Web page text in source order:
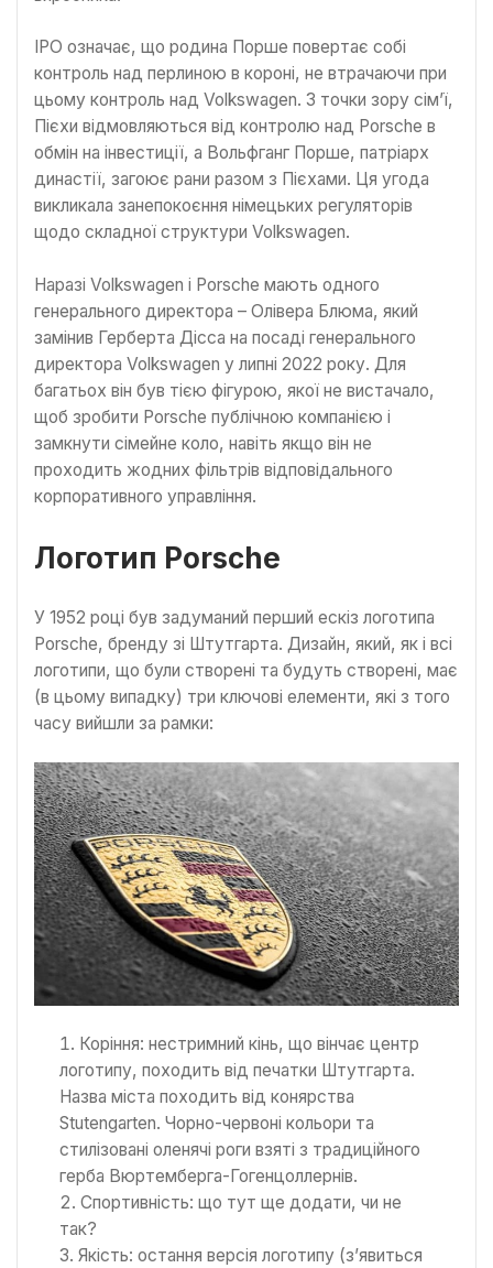
IPO означає, що родина Порше повертає собі
контроль над перлиною в короні, не втрачаючи при
цьому контроль над Volkswagen. З точки зору сім’ї,
Пієхи відмовляються від контролю над Porsche в
обмін на інвестиції, а Вольфганг Порше, патріарх
династії, загоює рани разом з Пієхами. Ця угода
викликала занепокоєння німецьких регуляторів
щодо складної структури Volkswagen.
Наразі Volkswagen і Porsche мають одного
генерального директора – Олівера Блюма, який
замінив Герберта Дісса на посаді генерального
директора Volkswagen у липні 2022 року. Для
багатьох він був тією фігурою, якої не вистачало,
щоб зробити Porsche публічною компанією і
замкнути сімейне коло, навіть якщо він не
проходить жодних фільтрів відповідального
корпоративного управління.
Логотип Porsche
У 1952 році був задуманий перший ескіз логотипа
Porsche, бренду зі Штутгарта. Дизайн, який, як і всі
логотипи, що були створені та будуть створені, має
(в цьому випадку) три ключові елементи, які з того
часу вийшли за рамки:
Коріння: нестримний кінь, що вінчає центр
логотипу, походить від печатки Штутгарта.
Назва міста походить від конярства
Stutengarten. Чорно-червоні кольори та
стилізовані оленячі роги взяті з традиційного
герба Вюртемберга-Гогенцоллернів.
Спортивність: що тут ще додати, чи не
так?
Якість: остання версія логотипу (з’явиться